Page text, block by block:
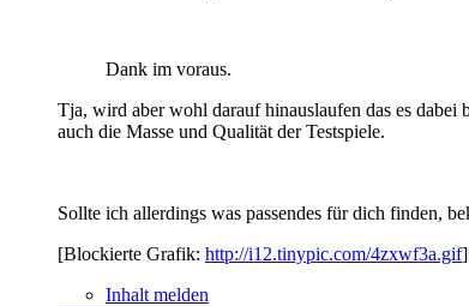
Dank im voraus.
Tja, wird aber wohl darauf hinauslaufen das es
auch die Masse und Qualität der Testspiele.
Sollte ich allerdings was passendes für dich finden,
[Blockierte Grafik: http://i12.tinypic.com/4zxwf3a.gif
Inhalt melden